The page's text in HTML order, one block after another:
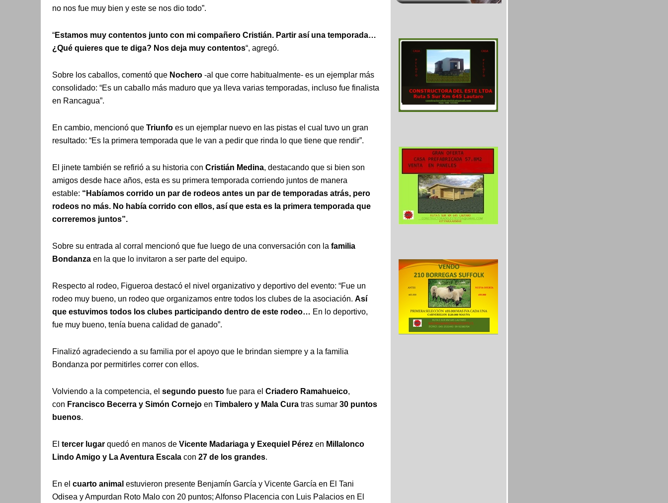
no nos fue muy bien y este se nos dio todo”.
“Estamos muy contentos junto con mi compañero Cristián. Partir así una temporada…
¿Qué quieres que te diga? Nos deja muy contentos“, agregó.
Sobre los caballos, comentó que Nochero -al que corre habitualmente- es un ejemplar más
consolidado: “Es un caballo más maduro que ya lleva varias temporadas, incluso fue finalista
en Rancagua”.
En cambio, mencionó que Triunfo es un ejemplar nuevo en las pistas el cual tuvo un gran
resultado: “Es la primera temporada que le van a pedir que rinda lo que tiene que rendir”.
El jinete también se refirió a su historia con Cristián Medina, destacando que si bien son
amigos desde hace años, esta es su primera temporada corriendo juntos de manera
estable: “Habíamos corrido un par de rodeos antes un par de temporadas atrás, pero
rodeos no más. No había corrido con ellos, así que esta es la primera temporada que
correremos juntos”.
Sobre su entrada al corral mencionó que fue luego de una conversación con la familia
Bondanza en la que lo invitaron a ser parte del equipo.
Respecto al rodeo, Figueroa destacó el nivel organizativo y deportivo del evento: “Fue un
rodeo muy bueno, un rodeo que organizamos entre todos los clubes de la asociación. Así
que estuvimos todos los clubes participando dentro de este rodeo… En lo deportivo,
fue muy bueno, tenía buena calidad de ganado”.
Finalizó agradeciendo a su familia por el apoyo que le brindan siempre y a la familia
Bondanza por permitirles correr con ellos.
Volviendo a la competencia, el segundo puesto fue para el Criadero Ramahueico,
con Francisco Becerra y Simón Cornejo en Timbalero y Mala Cura tras sumar 30 puntos
buenos.
El tercer lugar quedó en manos de Vicente Madariaga y Exequiel Pérez en Millalonco
Lindo Amigo y La Aventura Escala con 27 de los grandes.
En el cuarto animal estuvieron presente Benjamín García y Vicente García en El Tani
Odisea y Ampurdan Roto Malo con 20 puntos; Alfonso Placencia con Luis Palacios en El